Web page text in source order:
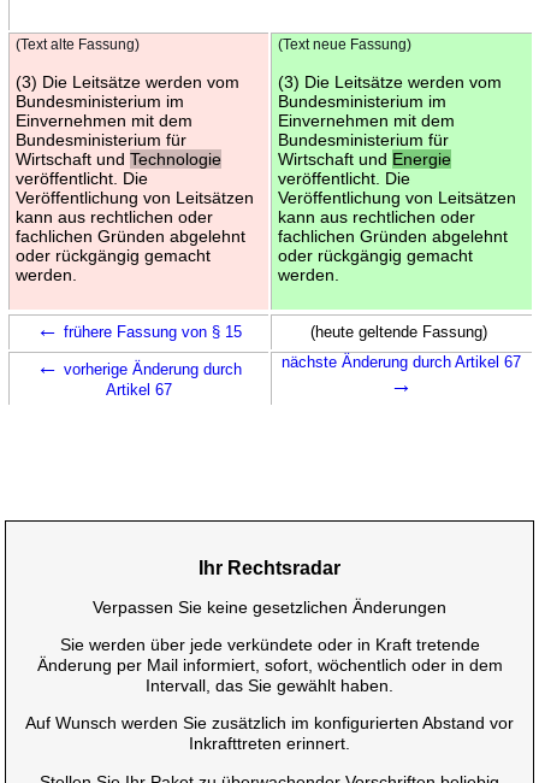
(Text alte Fassung)
(3) Die Leitsätze werden vom
Bundesministerium im
Einvernehmen mit dem
Bundesministerium für
Wirtschaft und Technologie
veröffentlicht. Die
Veröffentlichung von Leitsätzen
kann aus rechtlichen oder
fachlichen Gründen abgelehnt
oder rückgängig gemacht
werden.
(Text neue Fassung)
(3) Die Leitsätze werden vom
Bundesministerium im
Einvernehmen mit dem
Bundesministerium für
Wirtschaft und Energie
veröffentlicht. Die
Veröffentlichung von Leitsätzen
kann aus rechtlichen oder
fachlichen Gründen abgelehnt
oder rückgängig gemacht
werden.
← frühere Fassung von § 15 (heute geltende Fassung)
← vorherige Änderung durch
Artikel 67
nächste Änderung durch Artikel 67
→
Ihr Rechtsradar
Verpassen Sie keine gesetzlichen Änderungen
Sie werden über jede verkündete oder in Kraft tretende
Änderung per Mail informiert, sofort, wöchentlich oder in dem
Intervall, das Sie gewählt haben.
Auf Wunsch werden Sie zusätzlich im konfigurierten Abstand vor
Inkrafttreten erinnert.